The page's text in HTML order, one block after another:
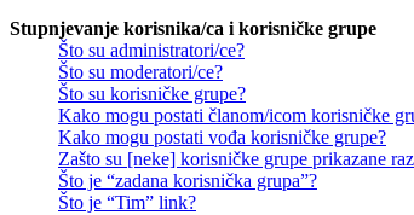
Stupnjevanje korisnika/ca i korisničke grupe
Što su administratori/ce?
Što su moderatori/ce?
Što su korisničke grupe?
Kako mogu postati članom/icom korisničke
Kako mogu postati vođa korisničke grupe?
Zašto su [neke] korisničke grupe prikazane
Što je “zadana korisnička grupa”?
Što je “Tim” link?